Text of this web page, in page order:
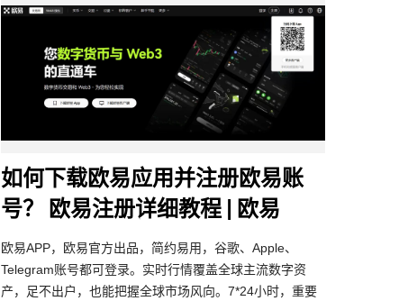
如何下载欧易应用并注册欧易账
号？ 欧易注册详细教程 | 欧易
欧易APP，欧易官方出品，简约易用，谷歌、Apple、
Telegram账号都可登录。实时行情覆盖全球主流数字资
产，足不出户，也能把握全球市场风向。7*24小时，重要